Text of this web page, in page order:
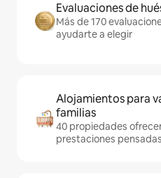
Evaluaciones de
Más de 170
ayudarte a elegir
Alojamientos para
familias
40 propiedades
prestaciones